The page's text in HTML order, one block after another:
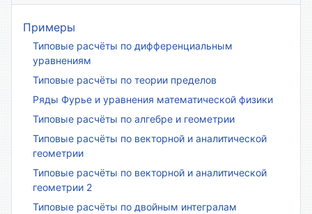
Примеры
Типовые расчёты по дифференциальным
уравнениям
Типовые расчёты по теории пределов
Ряды Фурье и уравнения математической физики
Типовые расчёты по алгебре и геометрии
Типовые расчёты по векторной и аналитической
геометрии
Типовые расчёты по векторной и аналитической
геометрии 2
Типовые расчёты по двойным интегралам